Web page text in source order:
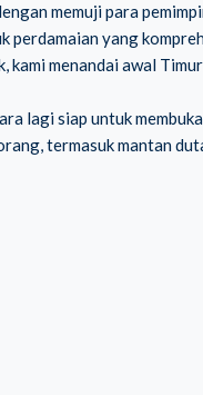
memuji para
yang
menandai awal
lagi siap untuk
termasuk mantan